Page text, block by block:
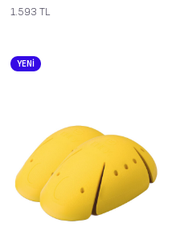
1.593 TL
YENİ